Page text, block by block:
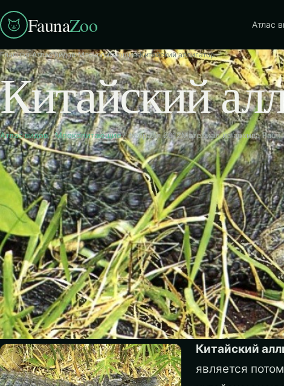
FaunaZoo Атлас
Главная›Атлас видов›Млекопитающие›Китайский аллигатор
Китайский
Атлас видов·Млекопитающие7 февраля 2012Материал из архива
Китайский
является